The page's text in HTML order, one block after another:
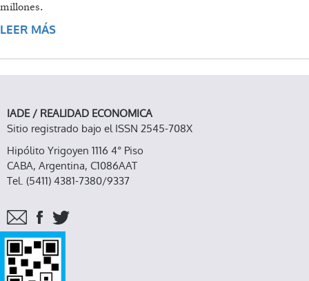
millones.
LEER MÁS
IADE / REALIDAD ECONOMICA
Sitio registrado bajo el ISSN 2545-708X
Hipólito Yrigoyen 1116 4° Piso
CABA, Argentina, C1086AAT
Tel. (5411) 4381-7380/9337